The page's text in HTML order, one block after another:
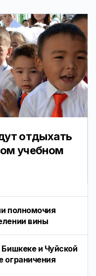
отдыхать
учебном
полномочия
вины
и Чуйской
ограничения